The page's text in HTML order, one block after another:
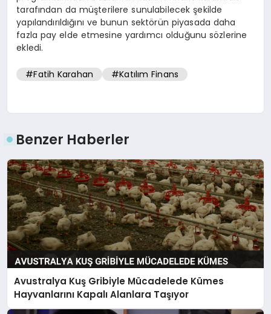
tarafından da müşterilere sunulabilecek şekilde
yapılandırıldığını ve bunun sektörün piyasada daha
fazla pay elde etmesine yardımcı olduğunu sözlerine
ekledi.
#Fatih Karahan #Katılım Finans
Benzer Haberler
Avustralya Kuş Gribiyle Mücadelede Kümes
Hayvanlarını Kapalı Alanlara Taşıyor